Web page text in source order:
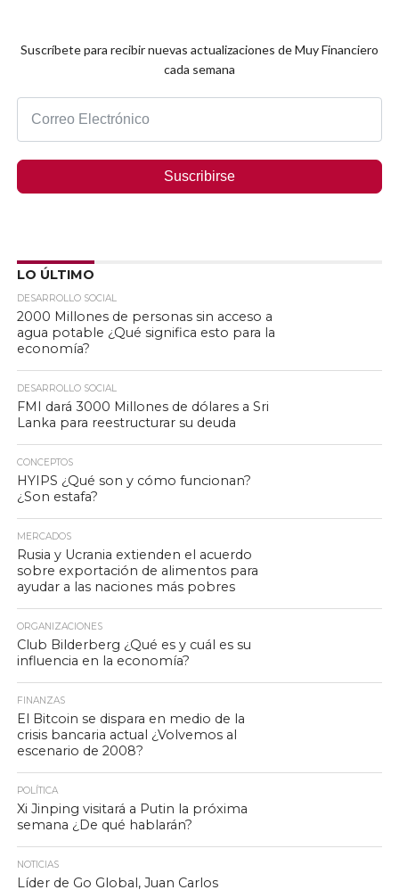
Suscríbete para recibir nuevas actualizaciones de Muy Financiero
cada semana
Suscribirse
LO ÚLTIMO
DESARROLLO SOCIAL
2000 Millones de personas sin acceso a
agua potable ¿Qué significa esto para la
economía?
DESARROLLO SOCIAL
FMI dará 3000 Millones de dólares a Sri
Lanka para reestructurar su deuda
CONCEPTOS
HYIPS ¿Qué son y cómo funcionan?
¿Son estafa?
MERCADOS
Rusia y Ucrania extienden el acuerdo
sobre exportación de alimentos para
ayudar a las naciones más pobres
ORGANIZACIONES
Club Bilderberg ¿Qué es y cuál es su
influencia en la economía?
FINANZAS
El Bitcoin se dispara en medio de la
crisis bancaria actual ¿Volvemos al
escenario de 2008?
POLÍTICA
Xi Jinping visitará a Putin la próxima
semana ¿De qué hablarán?
NOTICIAS
Líder de Go Global, Juan Carlos